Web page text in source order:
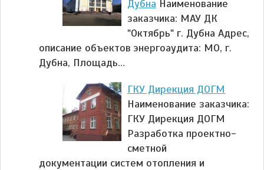
Дубна Наименование
заказчика: МАУ ДК
"Октябрь" г. Дубна Адрес,
описание объектов энергоаудита: МО, г.
Дубна, Площадь…
ГКУ Дирекция ДОГМ
Наименование заказчика:
ГКУ Дирекция ДОГМ
Разработка проектно-
сметной
документации систем отопления и